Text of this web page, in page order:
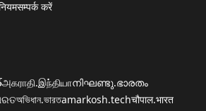
सम्पर्क करें
அகராதி.இந்தியாനിഘണ്ടു.ഭാരതം
অভিধান.ভারতamarkosh.techचौपाल.भारत